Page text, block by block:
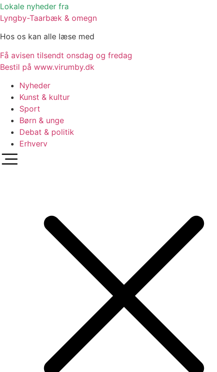
Lokale nyheder fra
Lyngby-Taarbæk & omegn
Hos os kan alle læse med
Få avisen tilsendt onsdag og fredag
Bestil på www.virumby.dk
Nyheder
Kunst & kultur
Sport
Børn & unge
Debat & politik
Erhverv